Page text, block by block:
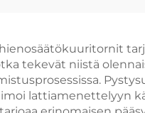
tekevät niistä
lattiamenettelyyn